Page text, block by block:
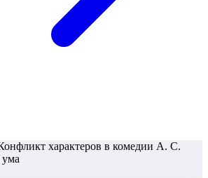
характеров в комедии А. С.
ума